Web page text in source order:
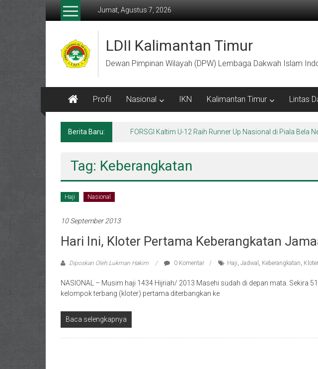
Lompat
Jumat, Agustus 7, 2026
LDII Kalimantan Timur
Dewan Pimpinan Wilayah (DPW) Lembaga Dakwah Islam
Profil Nasional IKN Kalimantan Timur Lintas
Berita Baru: FORSGI Kaltim U-12 Raih Runner Up Nasional di Piala
Tag: Keberangkatan
Haji Nasional
10 September 2013
Hari Ini, Kloter Pertama Keberangkatan
Diposkan Oleh:Lukman Hakim 0 Komentar Haji, Jadwal , Keberangkatan, Kloter
NASIONAL – Musim haji 1434 Hijriah/ 2013 Masehi sudah di depan mata. Sekira
kelompok terbang (kloter) pertama diterbangkan ke
Baca selengkapnya